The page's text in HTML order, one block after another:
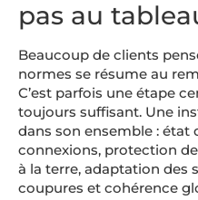
pas au
Beaucoup de clients
normes se résume au
C’est parfois une étape
toujours suffisant. Une
dans son ensemble : état
connexions, protection
à la terre, adaptation des
coupures et cohérence